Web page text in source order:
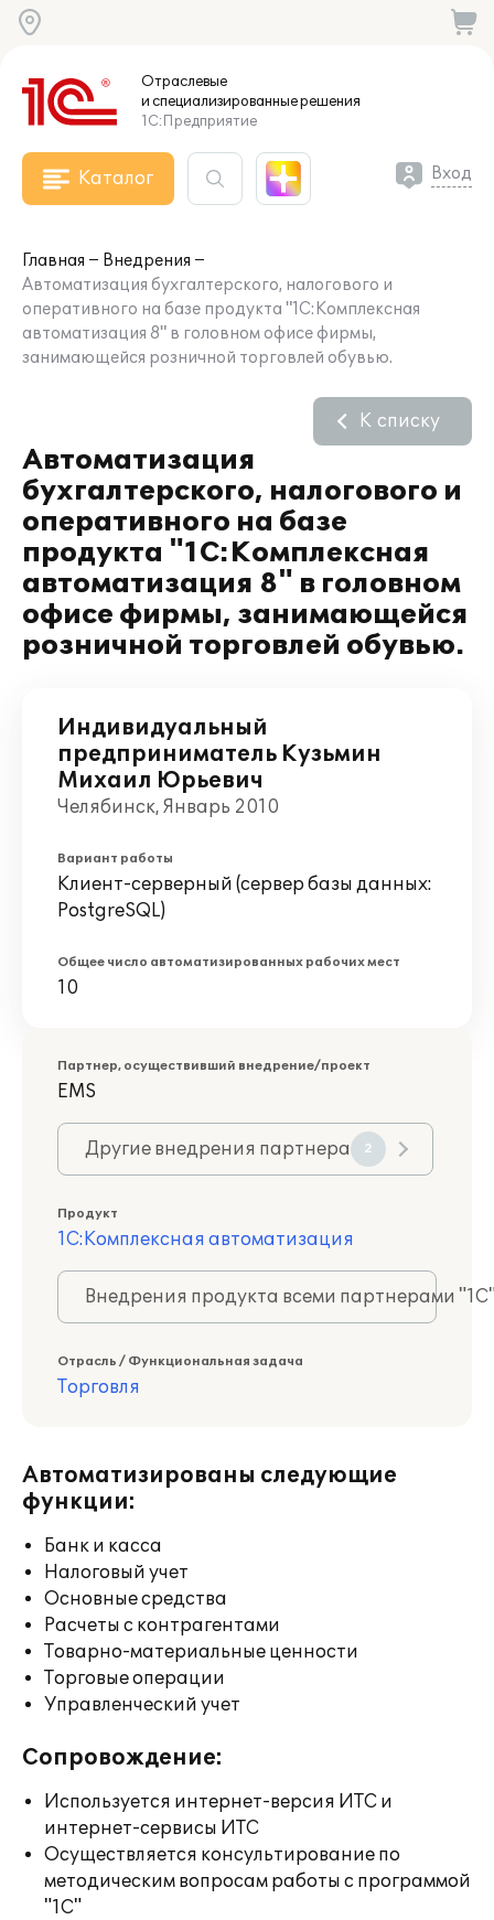
Отраслевые
и специализированныерешения
1С:Предприятие
Каталог Вход
Главная
Внедрения
Автоматизация бухгалтерского, налогового и
оперативного на базе продукта "1С:Комплексная
автоматизация 8" в головном офисе фирмы,
занимающейся розничной торговлей обувью.
Автоматизация
бухгалтерского, налогового и
оперативного на базе
продукта "1С:Комплексная
автоматизация 8" в головном
офисе фирмы, занимающейся
розничной торговлей обувью.
К списку
Индивидуальный
предприниматель Кузьмин
Михаил Юрьевич
Челябинск, Январь 2010
Вариант работы
Клиент-серверный (сервер базы данных:
PostgreSQL)
Общее число автоматизированных рабочих мест
10
Партнер, осуществивший внедрение/проект
EMS
Другие внедрения партнера 2
Продукт
1С:Комплексная автоматизация
Внедрения продукта всеми партнерами
Отрасль / Функциональная задача
Торговля
Автоматизированы следующие
функции:
Банк и касса
Налоговый учет
Основные средства
Расчеты с контрагентами
Товарно-материальные ценности
Торговые операции
Управленческий учет
Сопровождение:
Используется интернет-версия ИТС и
интернет-сервисы ИТС
Осуществляется консультирование по
методическим вопросам работы с программой
"1С"